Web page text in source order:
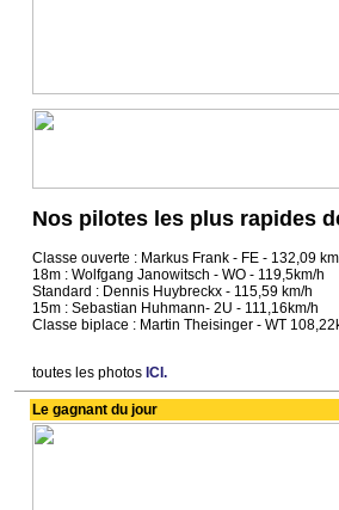
Nos pilotes les plus rapides
Classe ouverte : Markus Frank - FE - 132,09
18m : Wolfgang Janowitsch - WO - 119,5km/h
Standard : Dennis Huybreckx - 115,59 km/h
15m : Sebastian Huhmann- 2U - 111,16km/h
Classe biplace : Martin Theisinger - WT
toutes les photos ICI.
Le gagnant du jour